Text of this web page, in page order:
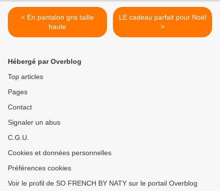
< En pantalon gris taille
haute
LE cadeau parfait pour Noël
>
Hébergé par Overblog
Top articles
Pages
Contact
Signaler un abus
C.G.U.
Cookies et données personnelles
Préférences cookies
Voir le profil de SO FRENCH BY NATY sur le portail Overblog